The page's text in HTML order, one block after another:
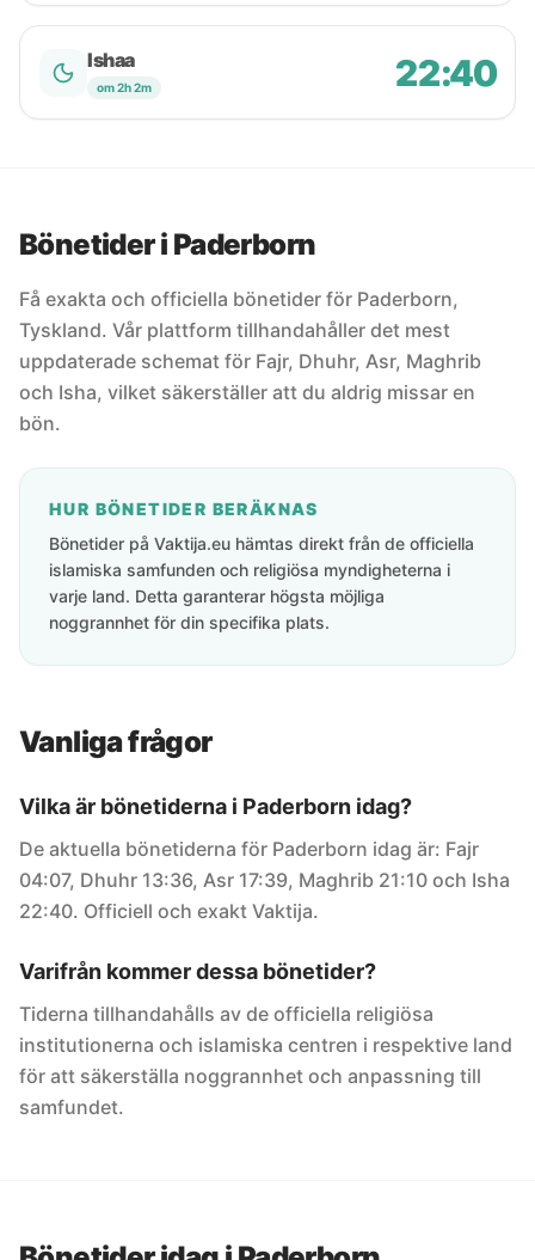
Ishaa
om 2h 2m 22:40
Bönetider i Paderborn
Få exakta och officiella bönetider för Paderborn,
Tyskland. Vår plattform tillhandahåller det mest
uppdaterade schemat för Fajr, Dhuhr, Asr, Maghrib
och Isha, vilket säkerställer att du aldrig missar en
bön.
HUR BÖNETIDER BERÄKNAS
Bönetider på Vaktija.eu hämtas direkt från de officiella
islamiska samfunden och religiösa myndigheterna i
varje land. Detta garanterar högsta möjliga
noggrannhet för din specifika plats.
Vanliga frågor
Vilka är bönetiderna i Paderborn idag?
De aktuella bönetiderna för Paderborn idag är: Fajr
04:07, Dhuhr 13:36, Asr 17:39, Maghrib 21:10 och Isha
22:40. Officiell och exakt Vaktija.
Varifrån kommer dessa bönetider?
Tiderna tillhandahålls av de officiella religiösa
institutionerna och islamiska centren i respektive land
för att säkerställa noggrannhet och anpassning till
samfundet.